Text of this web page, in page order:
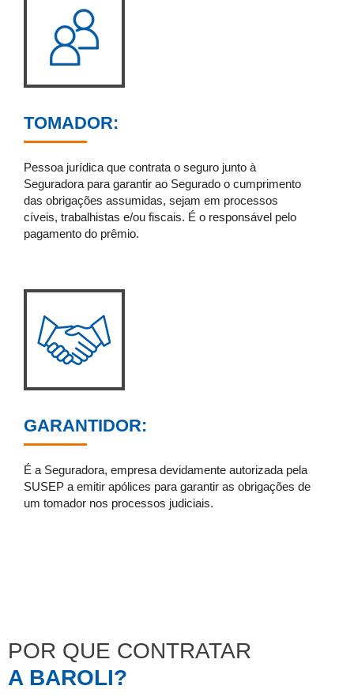
TOMADOR:
Pessoa jurídica que contrata o seguro junto à
Seguradora para garantir ao Segurado o cumprimento
das obrigações assumidas, sejam em processos
cíveis, trabalhistas e/ou fiscais. É o responsável pelo
pagamento do prêmio.
GARANTIDOR:
É a Seguradora, empresa devidamente autorizada pela
SUSEP a emitir apólices para garantir as obrigações de
um tomador nos processos judiciais.
POR QUE CONTRATAR
A BAROLI?